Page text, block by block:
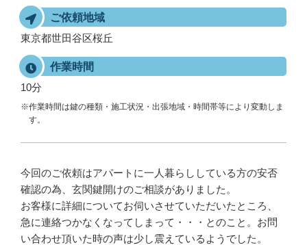
ご依頼地域
東京都世田谷区桜丘
作業時間
10分
※作業時間は鍵の種類・施工状況・出張地域・時間帯等により変動しま
す。
今回のご依頼はアパートに一人暮らししている方の安否
確認の為、玄関鍵開けのご相談がありました。
お客様に詳細についてお伺いさせていただいたところ、
急に連絡つかなくなってしまって・・・とのこと。お問
い合わせ頂いた時の声は少し震えているようでした。